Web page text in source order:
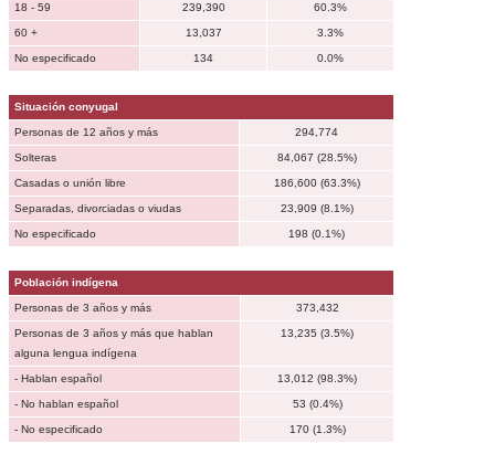
18 - 59 239,390 60.3%
60 + 13,037 3.3%
No especificado 134 0.0%
Situación conyugal
Personas de 12 años y más 294,774
Solteras 84,067 (28.5%)
Casadas o unión libre 186,600 (63.3%)
Separadas, divorciadas o viudas 23,909 (8.1%)
No especificado 198 (0.1%)
Población indígena
Personas de 3 años y más 373,432
Personas de 3 años y más que hablan
alguna lengua indígena
13,235 (3.5%)
- Hablan español 13,012 (98.3%)
- No hablan español 53 (0.4%)
- No especificado 170 (1.3%)